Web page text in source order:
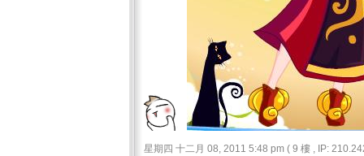
星期四 十二月 08, 2011 5:48 pm ( 9 樓 , IP: